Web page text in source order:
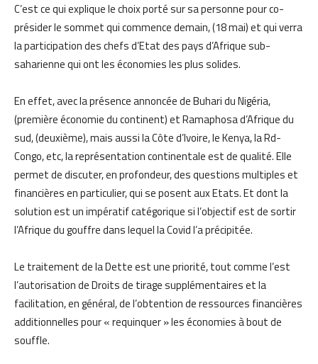
C’est ce qui explique le choix porté sur sa personne pour co-
présider le sommet qui commence demain, (18 mai) et qui verra
la participation des chefs d’Etat des pays d’Afrique sub-
saharienne qui ont les économies les plus solides.
En effet, avec la présence annoncée de Buhari du Nigéria,
(première économie du continent) et Ramaphosa d’Afrique du
sud, (deuxième), mais aussi la Côte d’Ivoire, le Kenya, la Rd-
Congo, etc, la représentation continentale est de qualité. Elle
permet de discuter, en profondeur, des questions multiples et
financières en particulier, qui se posent aux Etats. Et dont la
solution est un impératif catégorique si l’objectif est de sortir
l’Afrique du gouffre dans lequel la Covid l’a précipitée.
Le traitement de la Dette est une priorité, tout comme l’est
l’autorisation deDroitsde tirage supplémentaires et la
facilitation, en général, de l’obtention de ressources financières
additionnelles pour « requinquer » les économies à bout de
souffle.